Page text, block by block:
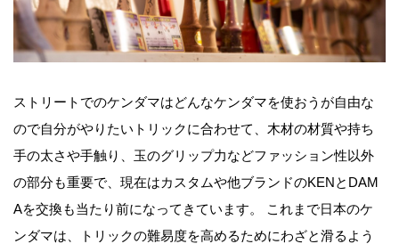
ストリートでのケンダマはどんなケンダマを使おうが自由な
ので自分がやりたいトリックに合わせて、木材の材質や持ち
手の太さや手触り、玉のグリップ力などファッション性以外
の部分も重要で、現在はカスタムや他ブランドのKENとDAM
Aを交換も当たり前になってきています。 これまで日本のケ
ンダマは、トリックの難易度を高めるためにわざと滑るよう